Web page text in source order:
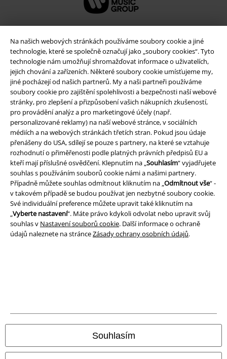
Na našich webových stránkách používáme soubory cookie a jiné
technologie, které se společně označují jako „soubory cookies“. Tyto
technologie nám umožňují shromažďovat informace o uživatelích,
jejich chování a zařízeních. Některé soubory cookie umísťujeme my,
jiné pocházejí od našich partnerů. My a naši partneři používáme
soubory cookie pro zajištění spolehlivosti a bezpečnosti naší webové
stránky, pro zlepšení a přizpůsobení vašich nákupních zkušeností,
pro provádění analýz a pro marketingové účely (např.
personalizované reklamy) na naší webové stránce, v sociálních
médiích a na webových stránkách třetích stran. Pokud jsou údaje
přenášeny do USA, sdílejí se pouze s partnery, na které se vztahuje
rozhodnutí o přiměřenosti podle platných právních předpisů EU a
kteří mají příslušné osvědčení. Klepnutím na „Souhlasím“ vyjadřujete
souhlas s používáním souborů cookie námi a našimi partnery.
Případně můžete souhlas odmítnout kliknutím na „Odmítnout vše“ -
v takovém případě se budou používat jen nezbytné soubory cookie.
Své individuální preference můžete upravit také kliknutím na
„Vyberte nastavení“. Máte právo kdykoli odvolat nebo upravit svůj
souhlas v Nastavení souborů cookie. Další informace o ochraně
údajů naleznete na stránceZásady ochrany osobních údajů.
Souhlasím
Právní informace
Podmínky
Prohlášení
Ochrana osobních údajů
Likvidace odpadu a ochrana životního prostředí
Prohlášení o shodě
Všechny ceny jsou včetně DPH, bezpoštovného a balného
© 1986-2026 EMP Merchandising